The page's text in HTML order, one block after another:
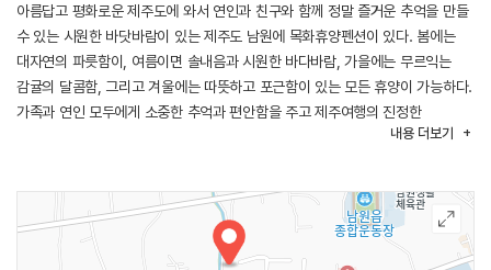
아름답고 평화로운 제주도에 와서 연인과 친구와 함께 정말 즐거운 추억을 만들
수 있는 시원한 바닷바람이 있는 제주도 남원에 목화휴양펜션이 있다. 봄에는
대자연의 파릇함이, 여름이면 솔내음과 시원한 바다바람, 가을에는 무르익는
감귤의 달콤함, 그리고 겨울에는 따뜻하고 포근함이 있는 모든 휴양이 가능하다.
가족과 연인 모두에게 소중한 추억과 편안함을 주고 제주여행의 진정한
내용 더보기